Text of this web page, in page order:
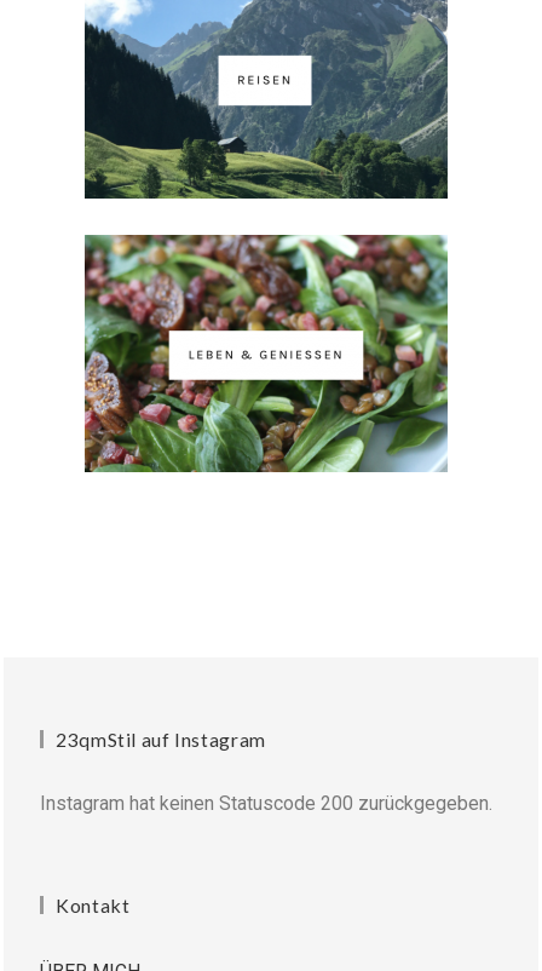
23qmStil auf Instagram
Instagram hat keinen Statuscode 200 zurückgegeben.
Kontakt